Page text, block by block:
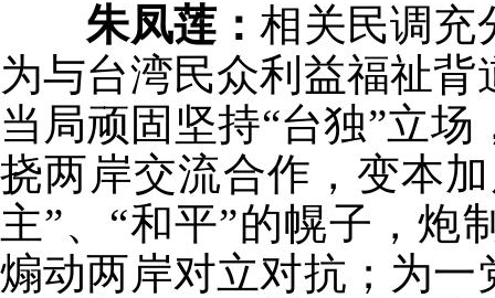
朱凤莲：相关民调充
为与台湾民众利益福祉
当局顽固坚持“台独”立
挠两岸交流合作，变本
主”、“和平”的幌子，炮
煽动两岸对立对抗；为